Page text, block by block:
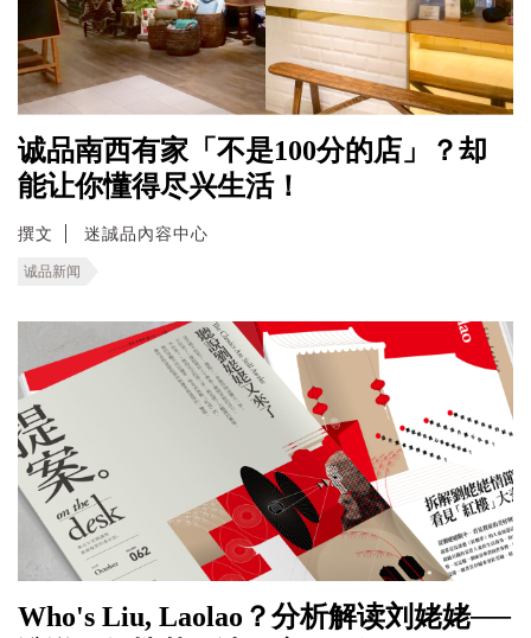
诚品南西有家「不是100分的店」？却
能让你懂得尽兴生活！
撰文 迷誠品內容中心
诚品新闻
Who's Liu, Laolao？分析解读刘姥姥──